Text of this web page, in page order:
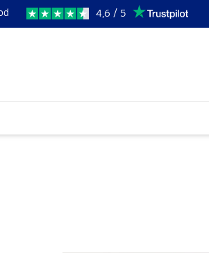
4,6 / 5